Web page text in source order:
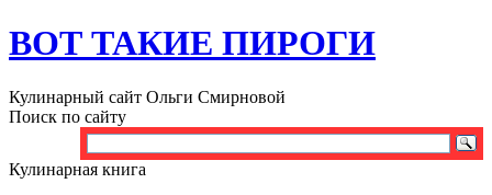
ВОТ ТАКИЕ ПИРОГИ
Кулинарный сайт Ольги Смирновой
Поиск по сайту
Кулинарная книга